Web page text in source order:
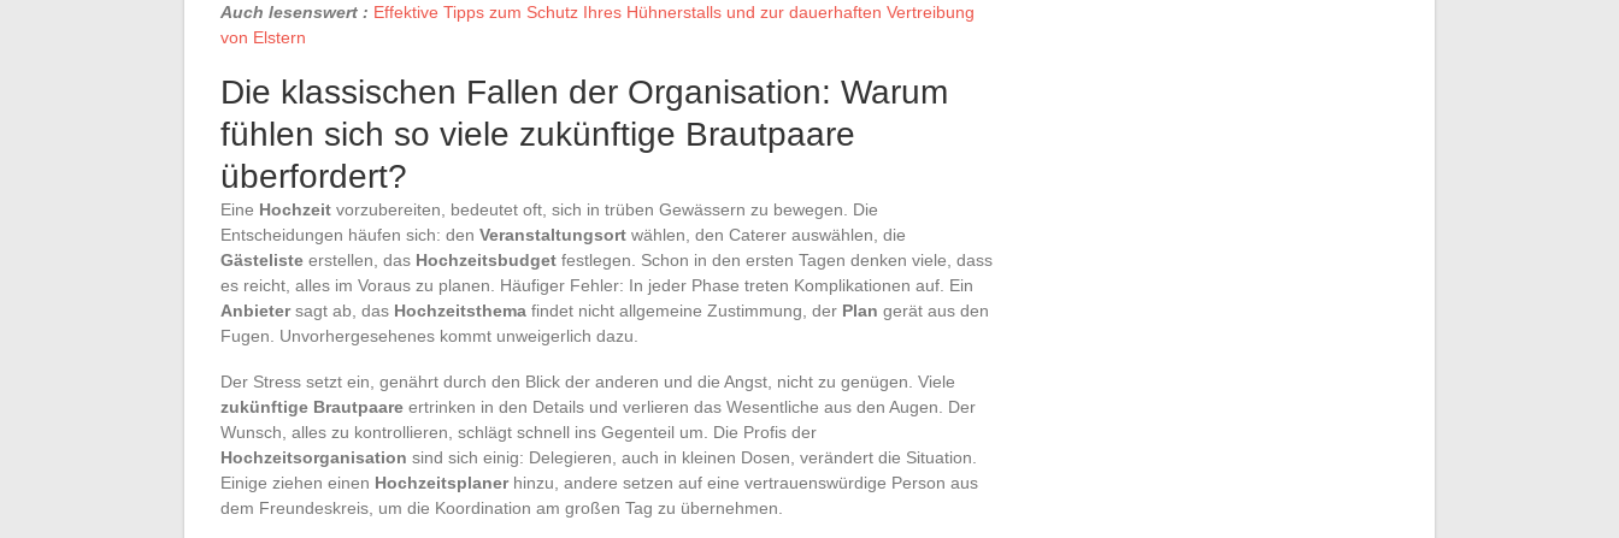
Auch lesenswert : Effektive Tipps zum Schutz Ihres Hühnerstalls und zur dauerhaften Vertreibung
von Elstern
Die klassischen Fallen der Organisation: Warum
fühlen sich so viele zukünftige Brautpaare
überfordert?
Eine Hochzeit vorzubereiten, bedeutet oft, sich in trüben Gewässern zu bewegen. Die
Entscheidungen häufen sich: den Veranstaltungsort wählen, den Caterer auswählen, die
Gästeliste erstellen, das Hochzeitsbudget festlegen. Schon in den ersten Tagen denken viele, dass
es reicht, alles im Voraus zu planen. Häufiger Fehler: In jeder Phase treten Komplikationen auf. Ein
Anbietersagt ab, das Hochzeitsthema findet nicht allgemeine Zustimmung, der Plan gerät aus den
Fugen. Unvorhergesehenes kommt unweigerlich dazu.
Der Stress setzt ein, genährt durch den Blick der anderen und die Angst, nicht zu genügen. Viele
zukünftige Brautpaare ertrinken in den Details und verlieren das Wesentliche aus den Augen. Der
Wunsch, alles zu kontrollieren, schlägt schnell ins Gegenteil um. Die Profis der
Hochzeitsorganisation sind sich einig: Delegieren, auch in kleinen Dosen, verändert die Situation.
Einige ziehen einen Hochzeitsplanerhinzu, andere setzen auf eine vertrauenswürdige Person aus
dem Freundeskreis, um die Koordination am großen Tag zu übernehmen.